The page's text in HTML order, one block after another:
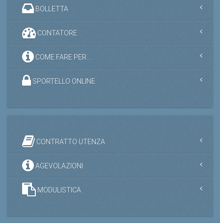
BOLLETTA
CONTATORE
COME FARE PER...
SPORTELLO ONLINE
CONTRATTO UTENZA
AGEVOLAZIONI
MODULISTICA